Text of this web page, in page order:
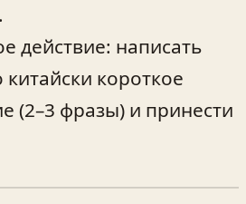
действие: написать
короткое
(2–3 фразы) и принести